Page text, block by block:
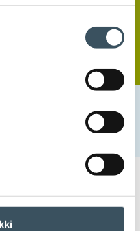
– digitalisaatio muuttaa
pulaa